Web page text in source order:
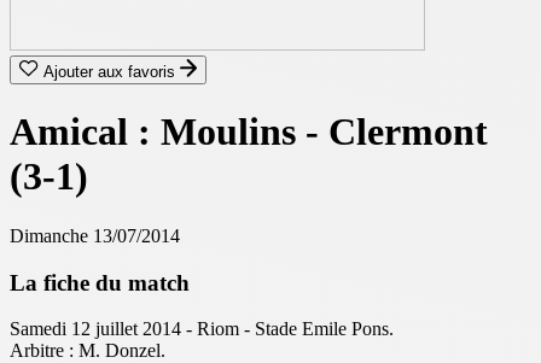
Ajouter aux favoris
Amical : Moulins - Clermont
(3-1)
Dimanche 13/07/2014
La fiche du match
Samedi 12 juillet 2014 - Riom - Stade Emile Pons.
Arbitre : M. Donzel.